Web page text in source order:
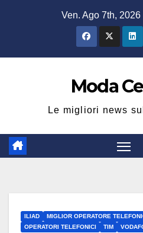
Ven. Ago 7th, 2026
Moda
Le migliori news
ILIAD MIGLIOR OPERATORE
OPERATORI TELEFONICI
TIM